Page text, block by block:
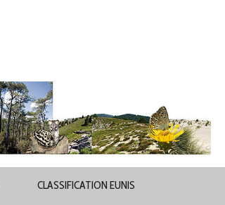
CLASSIFICATION EUNIS